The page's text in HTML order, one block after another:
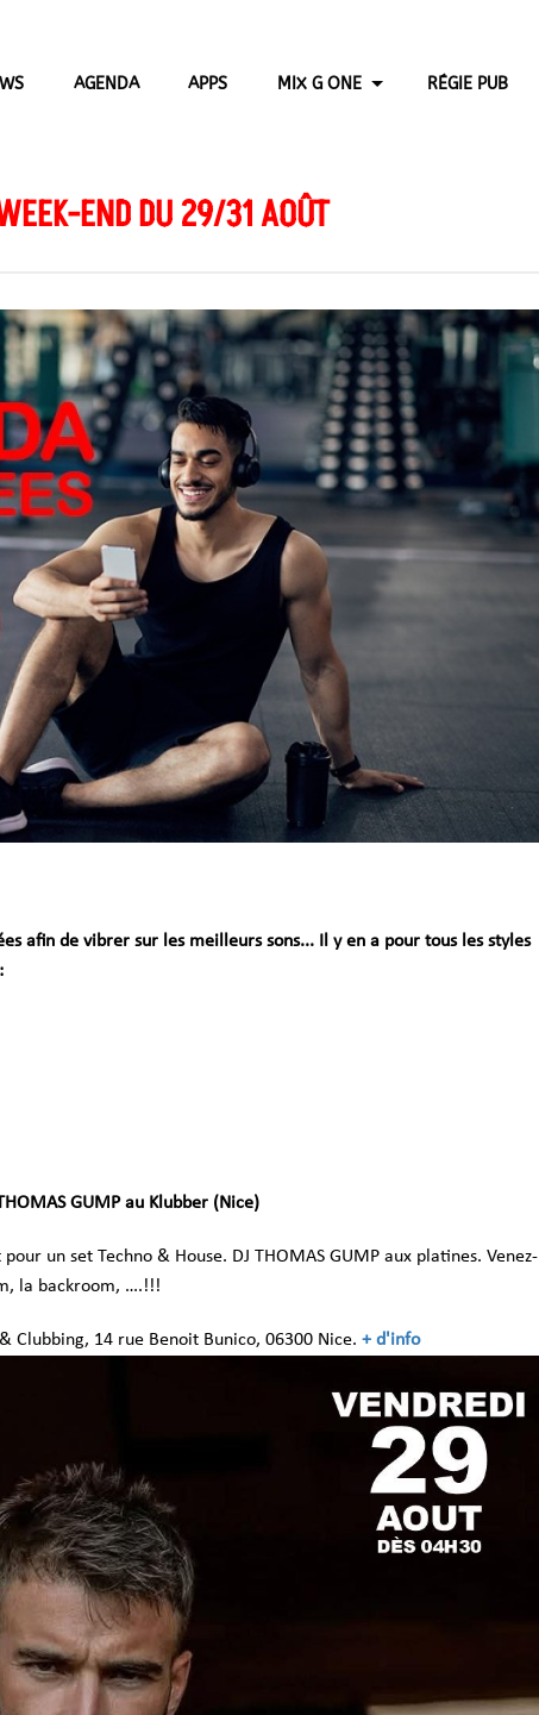
AGENDA APPS MIX G ONE RÉGIE PUB
END DU 29/31 AOÛT
afin de vibrer sur les meilleurs sons... Il y en a pour tous les styles
GUMP au Klubber (Nice)
un set Techno & House. DJ THOMAS GUMP aux platines. Venez-
la backroom, ….!!!
Clubbing, 14 rue Benoit Bunico, 06300 Nice. + d'info